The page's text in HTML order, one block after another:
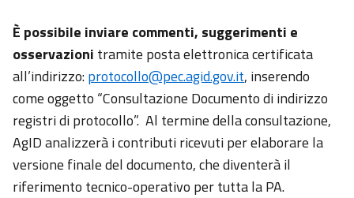
È possibile inviare commenti, suggerimenti e
osservazioni tramite posta elettronica certificata
all’indirizzo:protocollo@pec.agid.gov.it, inserendo
come oggetto “Consultazione Documento di indirizzo
registri di protocollo”. Al termine della consultazione,
AgID analizzerà i contributi ricevuti per elaborare la
versione finale del documento, che diventerà il
riferimento tecnico-operativo per tutta la PA.